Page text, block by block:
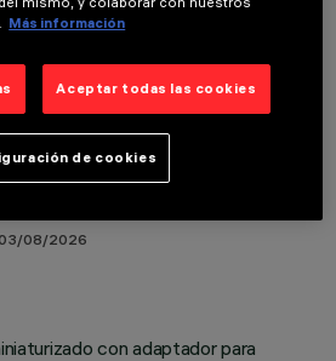
03/08/2026
con adaptador para
Más información
Aceptar todas las cookies
de cookies